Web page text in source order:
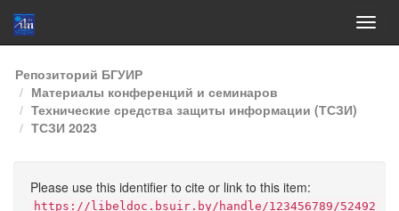
Skip
navigation
Репозиторий БГУИР
Материалы конференций и семинаров
Технические средства защиты информации (ТСЗИ)
ТСЗИ 2023
Please use this identifier to cite or link to this item:
https://libeldoc.bsuir.by/handle/123456789/52492